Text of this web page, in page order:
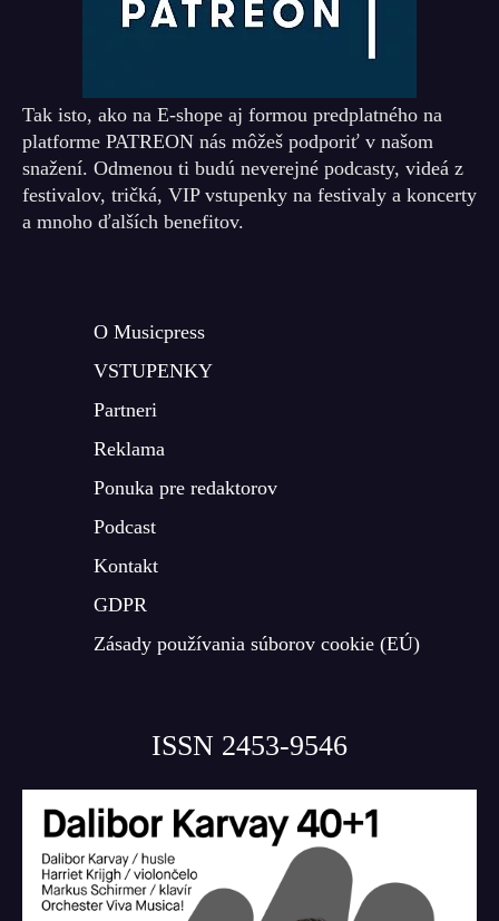
Tak isto, ako na E-shope aj formou predplatného na
platforme PATREON nás môžeš podporiť v našom
snažení. Odmenou ti budú neverejné podcasty, videá z
festivalov, tričká, VIP vstupenky na festivaly a koncerty
a mnoho ďalších benefitov.
O Musicpress
VSTUPENKY
Partneri
Reklama
Ponuka pre redaktorov
Podcast
Kontakt
GDPR
Zásady používania súborov cookie (EÚ)
ISSN 2453-9546